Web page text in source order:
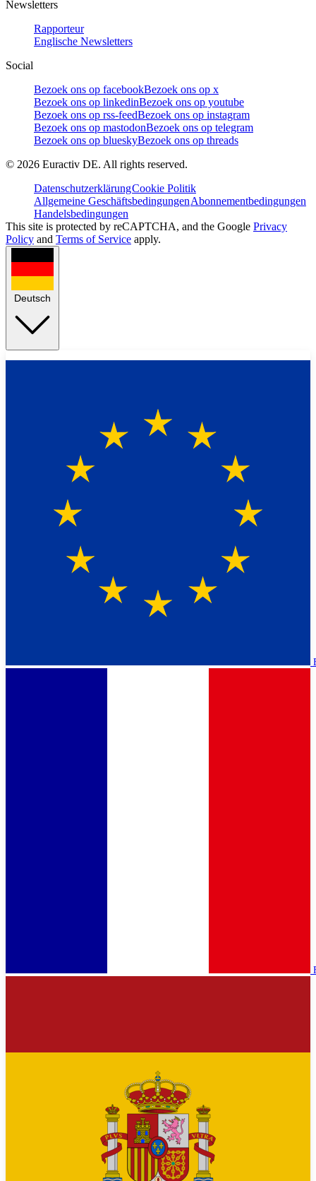
Newsletters
Rapporteur
Englische Newsletters
Social
Bezoek ons op facebookBezoek ons op x
Bezoek ons op linkedinBezoek ons op youtube
Bezoek ons op rss-feedBezoek ons op instagram
Bezoek ons op mastodonBezoek ons op telegram
Bezoek ons op blueskyBezoek ons op threads
© 2026 Euractiv DE. All rights reserved.
DatenschutzerklärungCookie Politik
Allgemeine GeschäftsbedingungenAbonnementbedingungen
Handelsbedingungen
This site is protected by reCAPTCHA, and the Google Privacy
Policy and Terms of Service apply.
Deutsch